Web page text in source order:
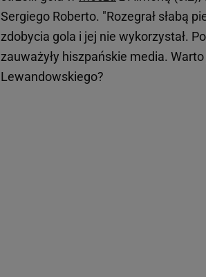
Sergiego Roberto. "Rozegrał słabą
zdobycia gola i jej nie wykorzystał.
zauważyły hiszpańskie media.
Lewandowskiego?